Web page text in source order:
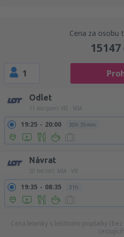
Cena za osobu
15147
1
Odlet
11 led (pon) VIE - MIA
19:25 20:00 30h 35min
Návrat
20 led (stř) MIA - VIE
19:35 08:35 31h
Cena letenky s letištními poplatky